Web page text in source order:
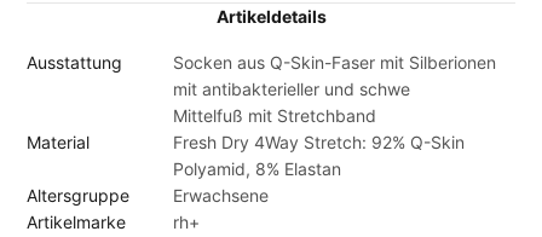
Artikeldetails
Ausstattung
Socken aus Q-Skin-Faser mit Silberionen
mit antibakterieller und schwe
Mittelfuß mit Stretchband
Material
Fresh Dry 4Way Stretch: 92% Q-Skin
Polyamid, 8% Elastan
Altersgruppe
Erwachsene
Artikelmarke
rh+